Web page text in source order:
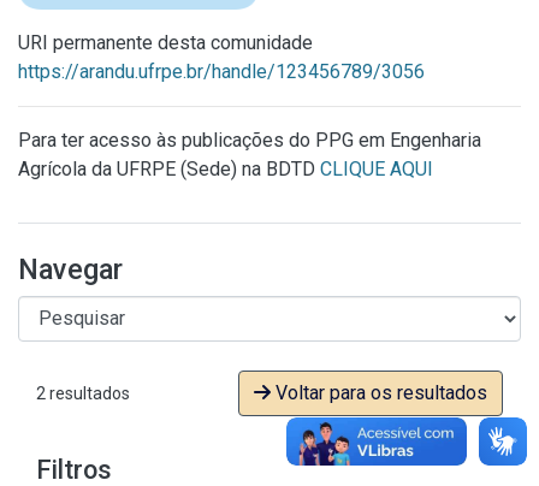
URI permanente desta comunidade
https://arandu.ufrpe.br/handle/123456789/3056
Para ter acesso às publicações do PPG em Engenharia
Agrícola da UFRPE (Sede) na BDTD CLIQUE AQUI
Navegar
2 resultados Voltar para os resultados
Filtros